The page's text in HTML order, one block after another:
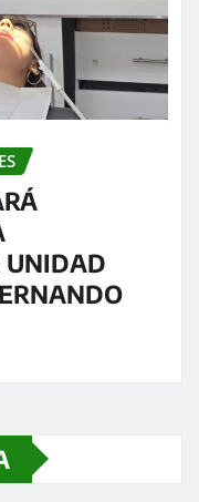
UNIDAD